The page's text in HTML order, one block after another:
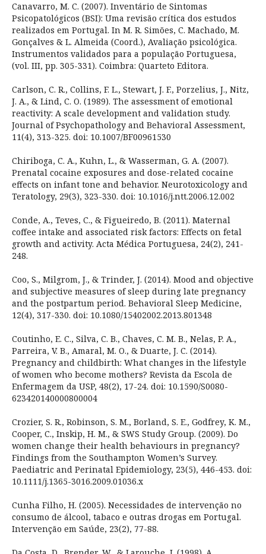
Canavarro, M. C. (2007). Inventário de Sintomas
Psicopatológicos (BSI): Uma revisão crítica dos estudos
realizados em Portugal. In M. R. Simões, C. Machado, M.
Gonçalves & L. Almeida (Coord.), Avaliação psicológica.
Instrumentos validados para a população Portuguesa,
(vol. III, pp. 305-331). Coimbra: Quarteto Editora.
Carlson, C. R., Collins, F. L., Stewart, J. F., Porzelius, J., Nitz,
J. A., & Lind, C. O. (1989). The assessment of emotional
reactivity: A scale development and validation study.
Journal of Psychopathology and Behavioral Assessment,
11(4), 313-325. doi: 10.1007/BF00961530
Chiriboga, C. A., Kuhn, L., & Wasserman, G. A. (2007).
Prenatal cocaine exposures and dose-related cocaine
effects on infant tone and behavior. Neurotoxicology and
Teratology, 29(3), 323-330. doi: 10.1016/j.ntt.2006.12.002
Conde, A., Teves, C., & Figueiredo, B. (2011). Maternal
coffee intake and associated risk factors: Effects on fetal
growth and activity. Acta Médica Portuguesa, 24(2), 241-
248.
Coo, S., Milgrom, J., & Trinder, J. (2014). Mood and objective
and subjective measures of sleep during late pregnancy
and the postpartum period. Behavioral Sleep Medicine,
12(4), 317-330. doi: 10.1080/15402002.2013.801348
Coutinho, E. C., Silva, C. B., Chaves, C. M. B., Nelas, P. A.,
Parreira, V. B., Amaral, M. O., & Duarte, J. C. (2014).
Pregnancy and childbirth: What changes in the lifestyle
of women who become mothers? Revista da Escola de
Enfermagem da USP, 48(2), 17-24. doi: 10.1590/S0080-
623420140000800004
Crozier, S. R., Robinson, S. M., Borland, S. E., Godfrey, K. M.,
Cooper, C., Inskip, H. M., & SWS Study Group. (2009). Do
women change their health behaviours in pregnancy?
Findings from the Southampton Women’s Survey.
Paediatric and Perinatal Epidemiology, 23(5), 446-453. doi:
10.1111/j.1365-3016.2009.01036.x
Cunha Filho, H. (2005). Necessidades de intervenção no
consumo de álcool, tabaco e outras drogas em Portugal.
Intervenção em Saúde, 23(2), 77-88.